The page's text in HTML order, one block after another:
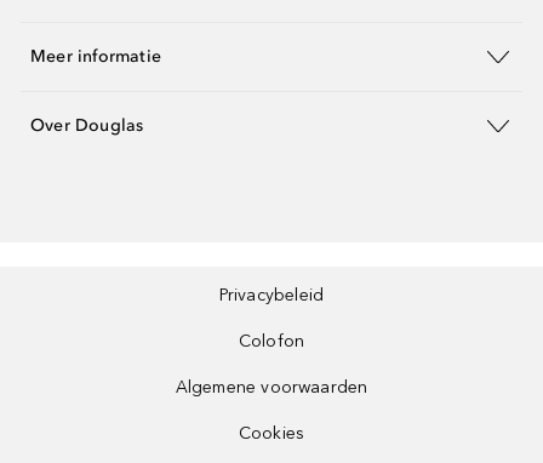
Meer informatie
Over Douglas
Privacybeleid
Colofon
Algemene voorwaarden
Cookies